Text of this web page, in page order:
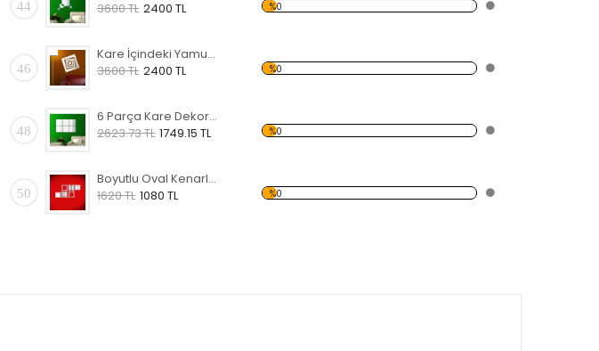
44
3600 TL 2400 TL %0
46
Kare İçindeki Yamuk Kareler Dekoratif Kırılmaz Ayna
3600 TL 2400 TL %0
48
6 Parça Kare Dekoratif Kırılmaz Ayna
2623.73 TL 1749.15 TL %0
50
Boyutlu Oval Kenarlı Kareler Dekoratif Kırılmaz Ayna
1620 TL 1080 TL %0